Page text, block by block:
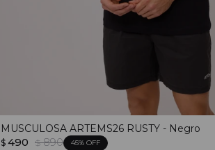
MUSCULOSA ARTEMS26 RUSTY - Negro
$ 490 $ 890 45